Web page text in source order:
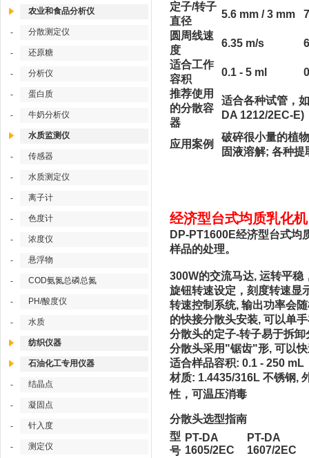
农业和食品分析仪
- 分散测定仪
- 还原糖
- 分析仪
- 蛋白质
- 牛奶分析仪
水质监测仪
- 传感器
- 水质测定仪
- 离子计
- 色度计
- 浓度仪
- 悬浮物
- COD氨氮总磷总氮
- PH/酸度仪
- 水质
纺织仪器
石油化工专用仪器
- 结晶点
- 凝固点
- 针入度
- 测定仪
定子/转子
直径
5.6 mm / 3 mm
圆周线速
度
6.35 m/s
适合工作
容积
0.1 - 5 ml
推荐使用
的分散容
器
适合各种试管，
DA 1212/2EC-
应用案例
破碎很小量的植
固液溶解; 各种
经济型台式均质乳化
DP-PT1600E经济型台式均
样品的处理。
300W的交流马达, 运转平稳
旋钮转速设定，刻度转速显
转速控制系统, 输出功率会
的快接分散头安装, 可以单
分散头的定子-转子易于拆
分散头采用"锯齿"形, 可以
适合样品容积: 0.1 - 250 mL
材质: 1.4435/316L 不锈钢,
性，可温压消毒
分散头选型指南
型
号
PT-DA
1605/2EC
PT-DA
1607/2EC